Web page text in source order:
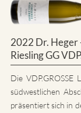
2022 Dr. Heger
Riesling GG
Die VDP.GROSSE
südwestlichen
präsentiert sich in